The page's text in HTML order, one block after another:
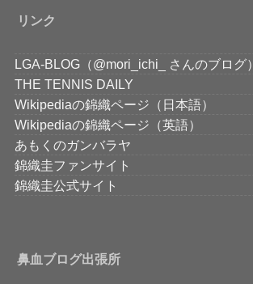
リンク
LGA-BLOG（@mori_ichi_ さんのブログ）
THE TENNIS DAILY
Wikipediaの錦織ページ（日本語）
Wikipediaの錦織ページ（英語）
あもくのガンバラヤ
錦織圭ファンサイト
錦織圭公式サイト
鼻血ブログ出張所